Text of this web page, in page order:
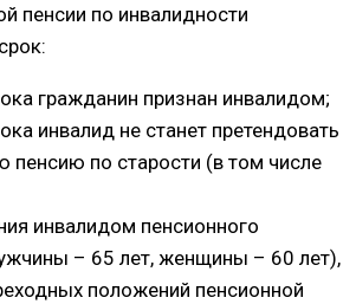
пенсии по инвалидности
гражданин признан инвалидом;
инвалид не станет претендовать
пенсию по старости (в том числе
инвалидом пенсионного
– 65 лет, женщины – 60 лет),
положений пенсионной